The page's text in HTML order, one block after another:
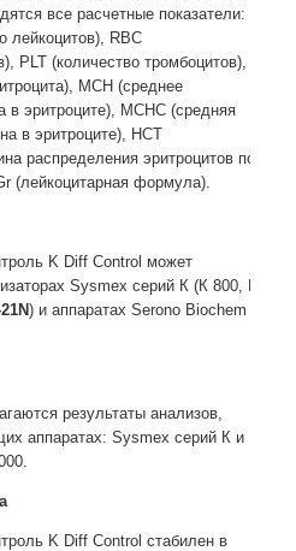
все расчетные показатели:
лейкоцитов), RBC
PLT (количество тромбоцитов),
MCH (среднее
в эритроците), MCHC (средняя
в эритроците), HCT
распределения эритроцитов по
(лейкоцитарная формула).
K Diff Control может
Sysmex серий К (К 800, К
) и аппаратах Serono Biochem
результаты анализов,
аппаратах: Sysmex серий К и
K Diff Control стабилен в